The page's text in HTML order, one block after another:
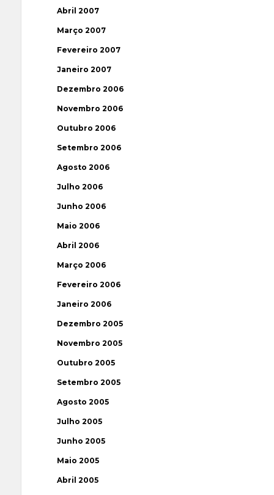
Abril 2007
Março 2007
Fevereiro 2007
Janeiro 2007
Dezembro 2006
Novembro 2006
Outubro 2006
Setembro 2006
Agosto 2006
Julho 2006
Junho 2006
Maio 2006
Abril 2006
Março 2006
Fevereiro 2006
Janeiro 2006
Dezembro 2005
Novembro 2005
Outubro 2005
Setembro 2005
Agosto 2005
Julho 2005
Junho 2005
Maio 2005
Abril 2005